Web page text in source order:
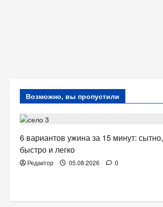
Возможно, вы пропустили
ЗДОРОВЬЕ
6 вариантов ужина за 15 минут: сытно,
быстро и легко
Редактор 05.08.2026 0